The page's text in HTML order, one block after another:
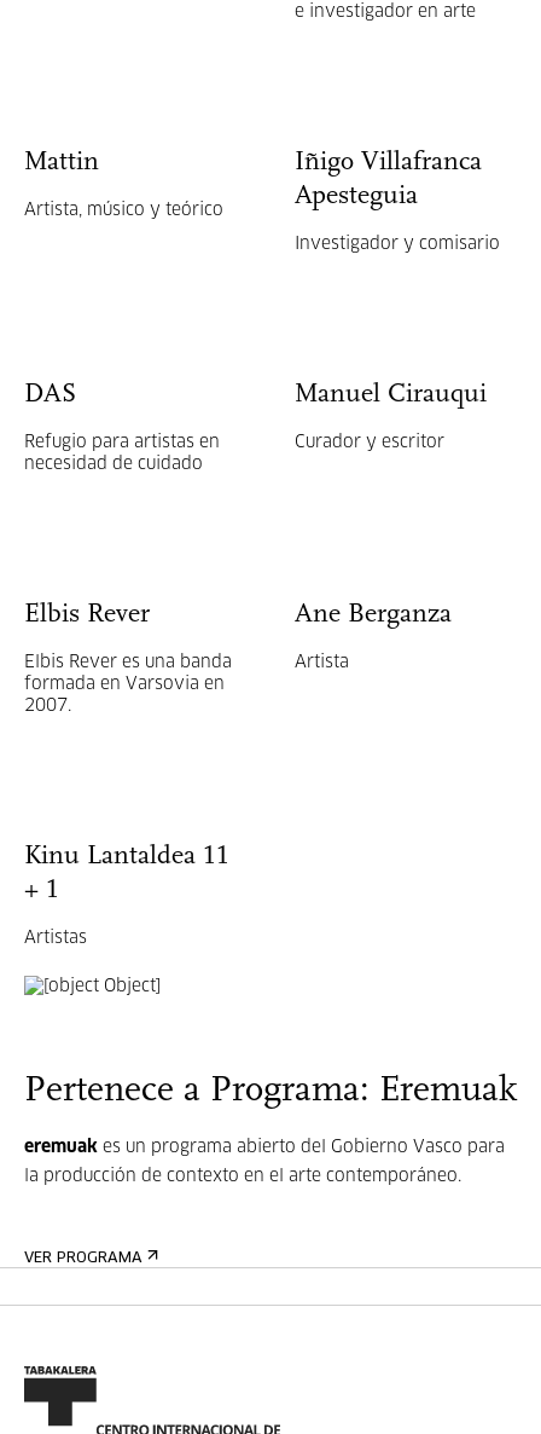
e investigador en arte
Mattin
Artista, músico y teórico
Iñigo Villafranca
Apesteguia
Investigador y comisario
DAS
Refugio para artistas en
necesidad de cuidado
Manuel Cirauqui
Curador y escritor
Elbis Rever
Elbis Rever es una banda
formada en Varsovia en
2007.
Ane Berganza
Artista
Kinu Lantaldea 11
+ 1
Artistas
Pertenece a Programa: Eremuak
eremuak es un programa abierto del Gobierno Vasco para
la producción de contexto en el arte contemporáneo.
VER PROGRAMA